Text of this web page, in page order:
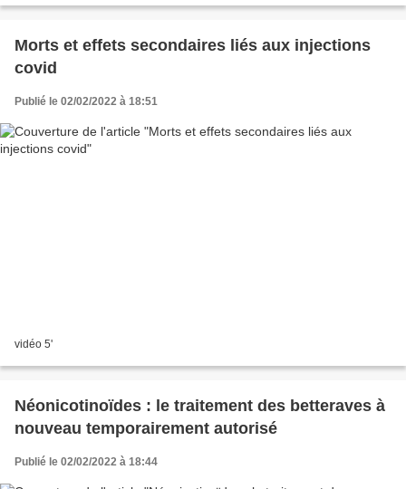
Morts et effets secondaires liés aux injections
covid
Publié le 02/02/2022 à 18:51
vidéo 5'
Néonicotinoïdes : le traitement des betteraves à
nouveau temporairement autorisé
Publié le 02/02/2022 à 18:44